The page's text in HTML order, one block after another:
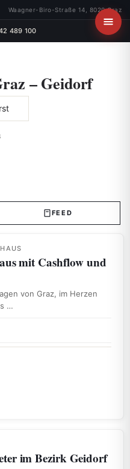
Waagner-Biro-Straße 14, 8020 Graz
489 100
– Geidorf
FEED
mit Cashflow und
von Graz, im Herzen
…
im Bezirk Geidorf